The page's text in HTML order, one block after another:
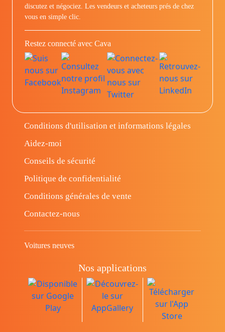
discutez et négociez. Les vendeurs et acheteurs prés de chez
vous en simple clic.
Restez connecté avec Cava
Conditions d'utilisation et informations légales
Aidez-moi
Conseils de sécurité
Politique de confidentialité
Conditions générales de vente
Contactez-nous
Voitures neuves
Nos applications